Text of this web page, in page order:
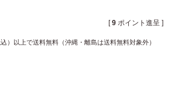
[ 9 ポイント進呈 ]
）以上で送料無料（沖縄・離島は送料無料対象外）